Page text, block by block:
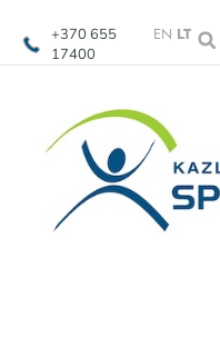
+370 655
17400
EN LT